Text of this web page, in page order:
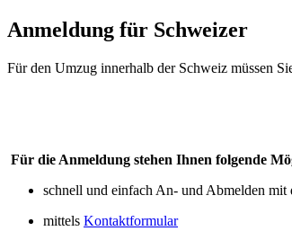
Anmeldung für Schweizer
Für den Umzug innerhalb der Schweiz müssen
Für die Anmeldung stehen Ihnen folgende
schnell und einfach An- und Abmelden mit
mittels Kontaktformular